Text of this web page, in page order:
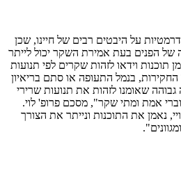
על היבטים רבים של חיינו, שכן
של הפנים בעת אמירת השקר יכול לייתר
תוכנות וידאו לזהות שקרים לפי תנועות
בנמל התעופה או סתם בריאיון
גבוהה שאומנו לזהות את תנועות שרירי
אמת ומתי שקר", מסכם פרופ' לוי.
נאמן את התוכנות ונייתר את הצורך